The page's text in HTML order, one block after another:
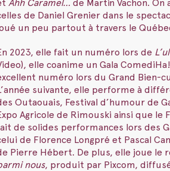
Ahh Caramel… de Martin Vachon. On
de Daniel Grenier dans le
un peu partout à travers le
2023, elle fait un numéro lors de
elle coanime un Gala
numéro lors du Grand Bien-
suivante, elle performe à
Outaouais, Festival d’humour de
Agricole de Rimouski ainsi que le
de solides performances lors des
de Florence Longpré et Pascal
Pierre Hébert. De plus, elle joue le
nous, produit par Pixcom,